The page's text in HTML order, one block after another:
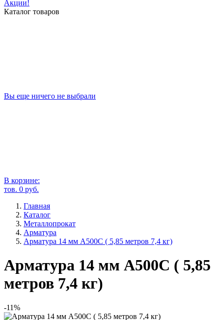
Акции!
Каталог товаров
Вы еще ничего не выбрали
В корзине:
тов. 0 руб.
Главная
Каталог
Металлопрокат
Арматура
Арматура 14 мм А500С ( 5,85 метров 7,4 кг)
Арматура 14 мм А500С ( 5,85
метров 7,4 кг)
-11%